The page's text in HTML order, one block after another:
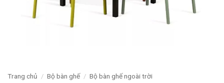
Trang chủ / Bộ bàn ghế / Bộ bàn ghế ngoài trời